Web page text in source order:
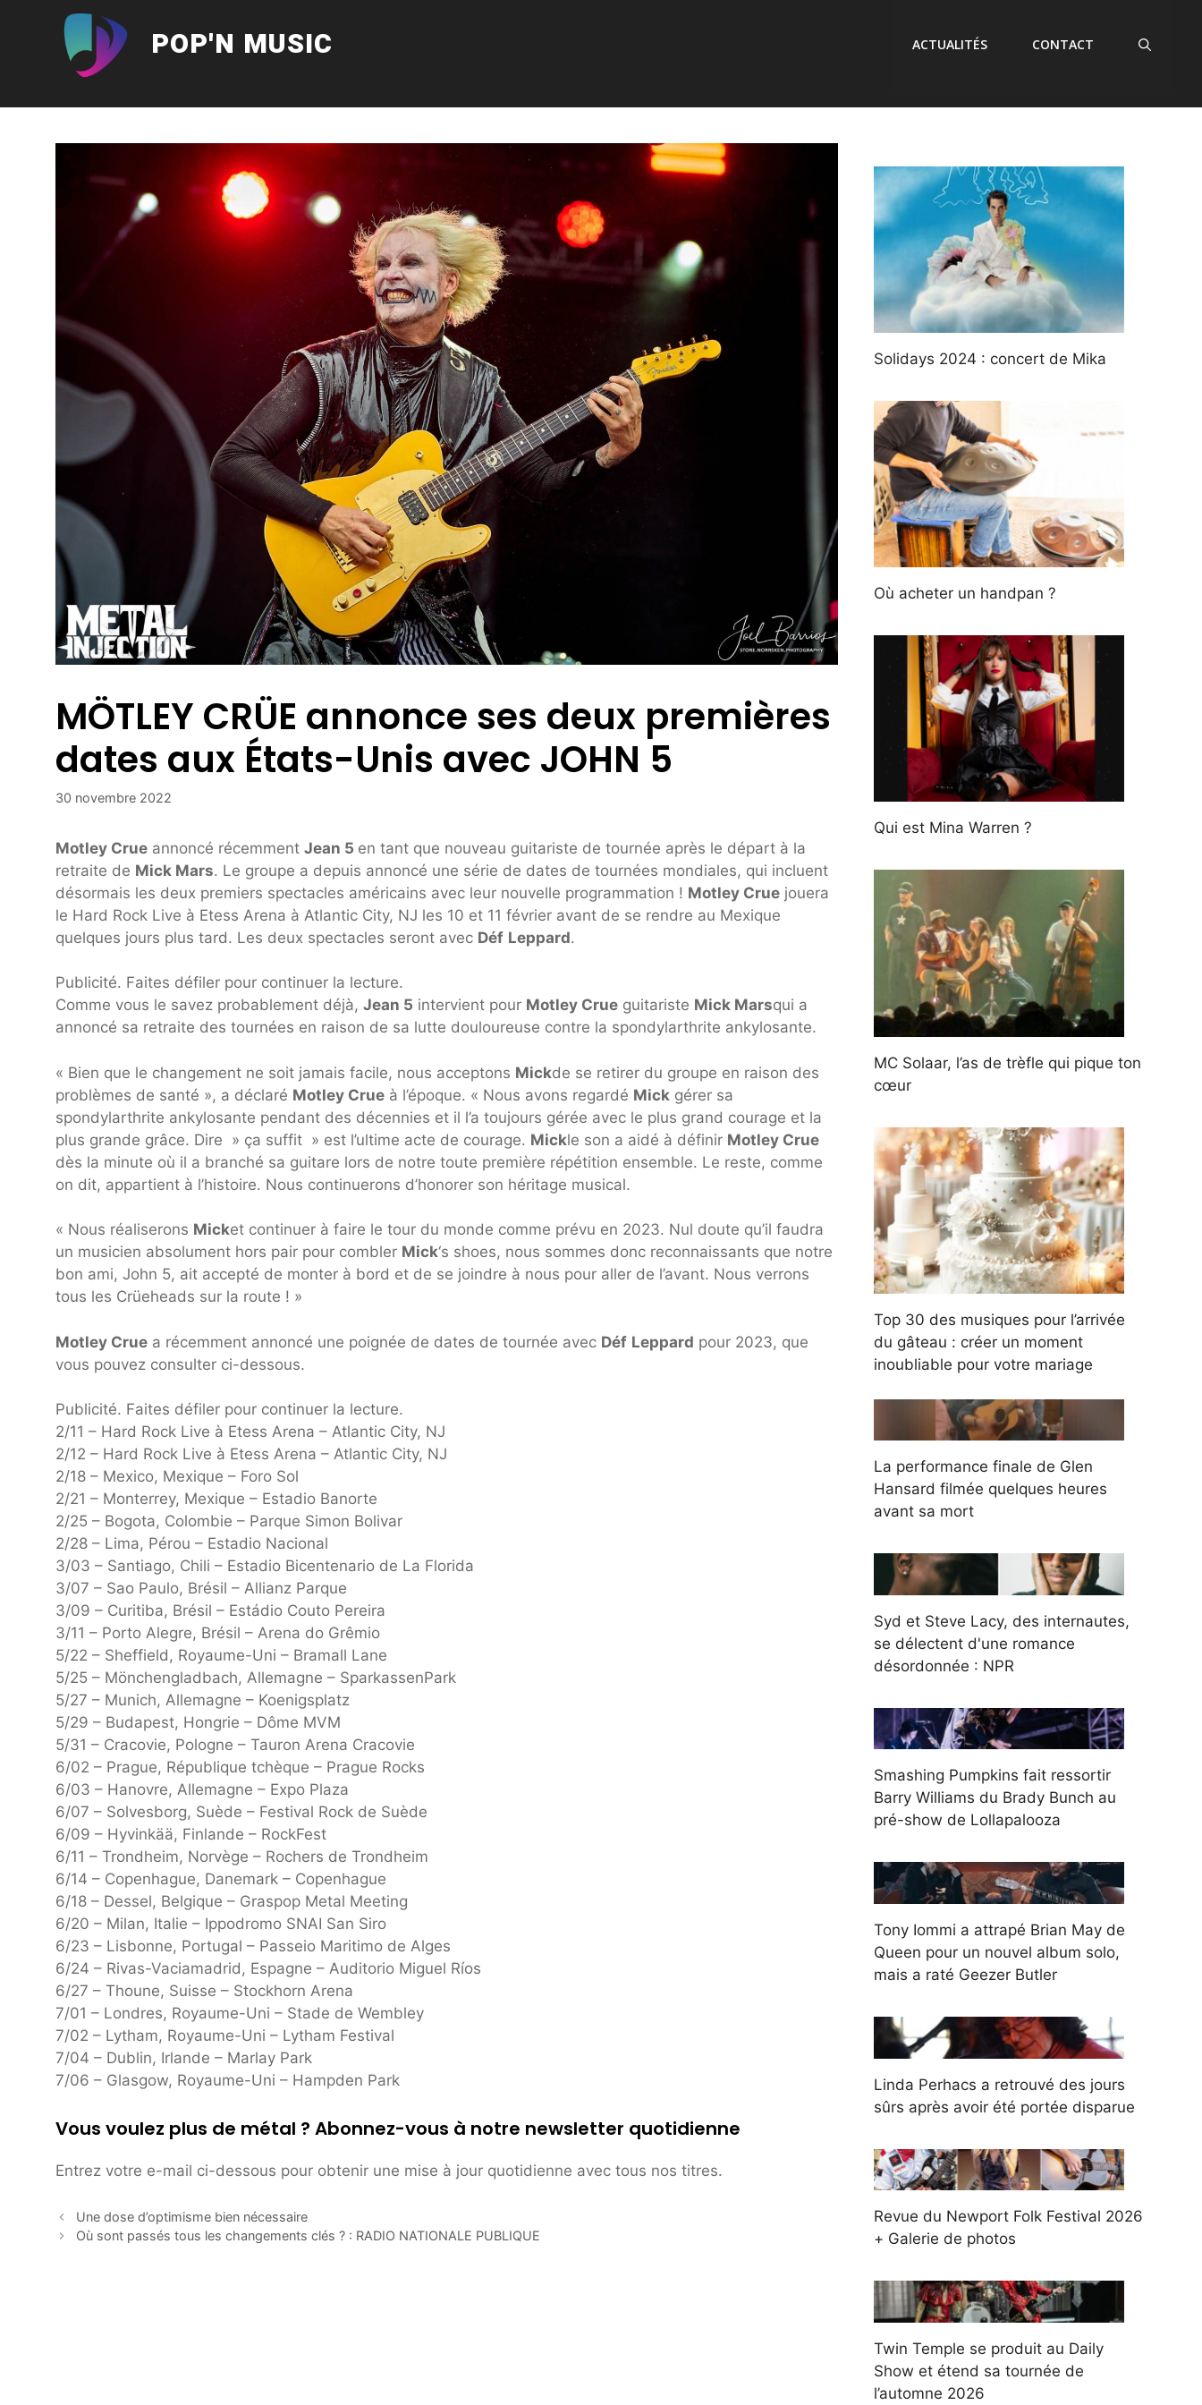
POP'N MUSIC ACTUALITÉS CONTACT
MÖTLEY CRÜE annonce ses deux premières
dates aux États-Unis avec JOHN 5
30 novembre 2022
Motley Crue annoncé récemment Jean 5 en tant que nouveau guitariste de tournée après le départ à la
retraite de Mick Mars. Le groupe a depuis annoncé une série de dates de tournées mondiales, qui incluent
désormais les deux premiers spectacles américains avec leur nouvelle programmation ! Motley Crue jouera
le Hard Rock Live à Etess Arena à Atlantic City, NJ les 10 et 11 février avant de se rendre au Mexique
quelques jours plus tard. Les deux spectacles seront avec Déf Leppard.
Publicité. Faites défiler pour continuer la lecture.
Comme vous le savez probablement déjà, Jean 5 intervient pour Motley Crue guitariste Mick Marsqui a
annoncé sa retraite des tournées en raison de sa lutte douloureuse contre la spondylarthrite ankylosante.
« Bien que le changement ne soit jamais facile, nous acceptons Mickde se retirer du groupe en raison des
problèmes de santé », a déclaré Motley Crue à l’époque. « Nous avons regardé Mick gérer sa
spondylarthrite ankylosante pendant des décennies et il l’a toujours gérée avec le plus grand courage et la
plus grande grâce. Dire » ça suffit » est l’ultime acte de courage. Mickle son a aidé à définir Motley Crue
dès la minute où il a branché sa guitare lors de notre toute première répétition ensemble. Le reste, comme
on dit, appartient à l’histoire. Nous continuerons d’honorer son héritage musical.
« Nous réaliserons Micket continuer à faire le tour du monde comme prévu en 2023. Nul doute qu’il faudra
un musicien absolument hors pair pour combler Mick‘s shoes, nous sommes donc reconnaissants que notre
bon ami, John 5, ait accepté de monter à bord et de se joindre à nous pour aller de l’avant. Nous verrons
tous les Crüeheads sur la route ! »
Motley Crue a récemment annoncé une poignée de dates de tournée avec Déf Leppard pour 2023, que
vous pouvez consulter ci-dessous.
Publicité. Faites défiler pour continuer la lecture.
2/11 – Hard Rock Live à Etess Arena – Atlantic City, NJ
2/12 – Hard Rock Live à Etess Arena – Atlantic City, NJ
2/18 – Mexico, Mexique – Foro Sol
2/21 – Monterrey, Mexique – Estadio Banorte
2/25 – Bogota, Colombie – Parque Simon Bolivar
2/28 – Lima, Pérou – Estadio Nacional
3/03 – Santiago, Chili – Estadio Bicentenario de La Florida
3/07 – Sao Paulo, Brésil – Allianz Parque
3/09 – Curitiba, Brésil – Estádio Couto Pereira
3/11 – Porto Alegre, Brésil – Arena do Grêmio
5/22 – Sheffield, Royaume-Uni – Bramall Lane
5/25 – Mönchengladbach, Allemagne – SparkassenPark
5/27 – Munich, Allemagne – Koenigsplatz
5/29 – Budapest, Hongrie – Dôme MVM
5/31 – Cracovie, Pologne – Tauron Arena Cracovie
6/02 – Prague, République tchèque – Prague Rocks
6/03 – Hanovre, Allemagne – Expo Plaza
6/07 – Solvesborg, Suède – Festival Rock de Suède
6/09 – Hyvinkää, Finlande – RockFest
6/11 – Trondheim, Norvège – Rochers de Trondheim
6/14 – Copenhague, Danemark – Copenhague
6/18 – Dessel, Belgique – Graspop Metal Meeting
6/20 – Milan, Italie – Ippodromo SNAI San Siro
6/23 – Lisbonne, Portugal – Passeio Maritimo de Alges
6/24 – Rivas-Vaciamadrid, Espagne – Auditorio Miguel Ríos
6/27 – Thoune, Suisse – Stockhorn Arena
7/01 – Londres, Royaume-Uni – Stade de Wembley
7/02 – Lytham, Royaume-Uni – Lytham Festival
7/04 – Dublin, Irlande – Marlay Park
7/06 – Glasgow, Royaume-Uni – Hampden Park
Vous voulez plus de métal ? Abonnez-vous à notre newsletter quotidienne
Entrez votre e-mail ci-dessous pour obtenir une mise à jour quotidienne avec tous nos titres.
Une dose d’optimisme bien nécessaire
Où sont passés tous les changements clés ? : RADIO NATIONALE PUBLIQUE
Solidays 2024 : concert de Mika
Où acheter un handpan ?
Qui est Mina Warren ?
MC Solaar, l’as de trèfle qui pique ton
cœur
Top 30 des musiques pour l’arrivée
du gâteau : créer un moment
inoubliable pour votre mariage
La performance finale de Glen
Hansard filmée quelques heures
avant sa mort
Syd et Steve Lacy, des internautes,
se délectent d'une romance
désordonnée : NPR
Smashing Pumpkins fait ressortir
Barry Williams du Brady Bunch au
pré-show de Lollapalooza
Tony Iommi a attrapé Brian May de
Queen pour un nouvel album solo,
mais a raté Geezer Butler
Linda Perhacs a retrouvé des jours
sûrs après avoir été portée disparue
Revue du Newport Folk Festival 2026
+ Galerie de photos
Twin Temple se produit au Daily
Show et étend sa tournée de
l’automne 2026